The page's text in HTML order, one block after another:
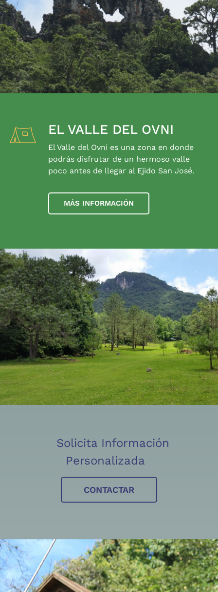
EL VALLE DEL OVNI
El Valle del Ovni es una zona en donde
podrás disfrutar de un hermoso valle
poco antes de llegar al Ejido San José.
MÁS INFORMACIÓN
Solicita Información
Personalizada
CONTACTAR